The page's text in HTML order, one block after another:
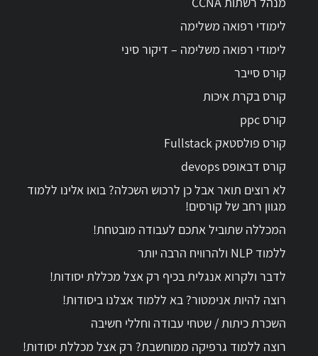
לימודי רפואה משלימה
לימודי רפואה משלימה – דיקור סיני
קורס סייבר
קורס בקרת איכות
קורס ppc
קורס פולסטאק Fullstack
קורס דבאופס devops
לא רוצים תואר אבל כן לרכוש השכלה? בואו אלינו ללמוד
מגוון רחב של קורסים!
המכללה שתוביל אתכם לעבודה מובטחת!
ללמוד NLP ולהרוויח הרבה יותר
לדבר ולקרוא אנגלית בכיף רק אצל מכללת יסודות!
רוצה להיות אנימטור? בא ללמוד אצלנו ביסודות!
השכרת כיתות / שטחי עבודה וחללי חשיבה
רוצה ללמוד גרפיקה ממוחשבת? רק אצל מכללת יסודות!